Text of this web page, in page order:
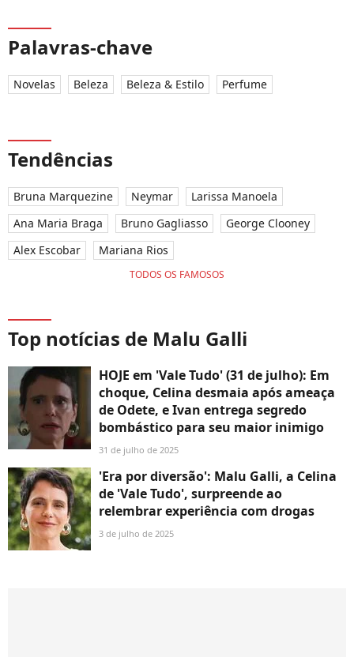
Palavras-chave
Novelas Beleza Beleza & Estilo Perfume
Tendências
Bruna Marquezine Neymar
Larissa Manoela
Ana Maria Braga
Bruno Gagliasso
George Clooney
Alex Escobar
Mariana Rios
TODOS OS FAMOSOS
Top notícias de Malu Galli
HOJE em 'Vale Tudo' (31 de julho): Em
choque, Celina desmaia após ameaça
de Odete, e Ivan entrega segredo
bombástico para seu maior inimigo
31 de julho de 2025
'Era por diversão': Malu Galli, a Celina
de 'Vale Tudo', surpreende ao
relembrar experiência com drogas
3 de julho de 2025